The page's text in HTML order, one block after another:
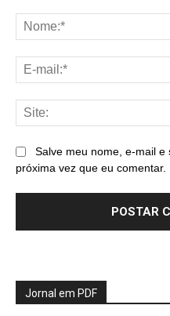
Salve meu nome, e-mail
próxima vez que eu comentar.
Jornal em PDF